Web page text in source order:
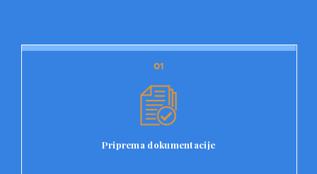
01
Priprema dokumentacije
01
Prvi korak u našem procesu prevoda je priprema
dokumentacije. Korisnici jednostavno učitavaju svoje
dokumenta, kao i specifične zahtjeve za prevod.